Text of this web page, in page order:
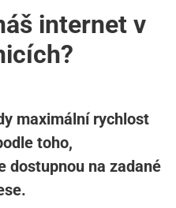
internet v
maximální rychlost
toho,
dostupnou na zadané